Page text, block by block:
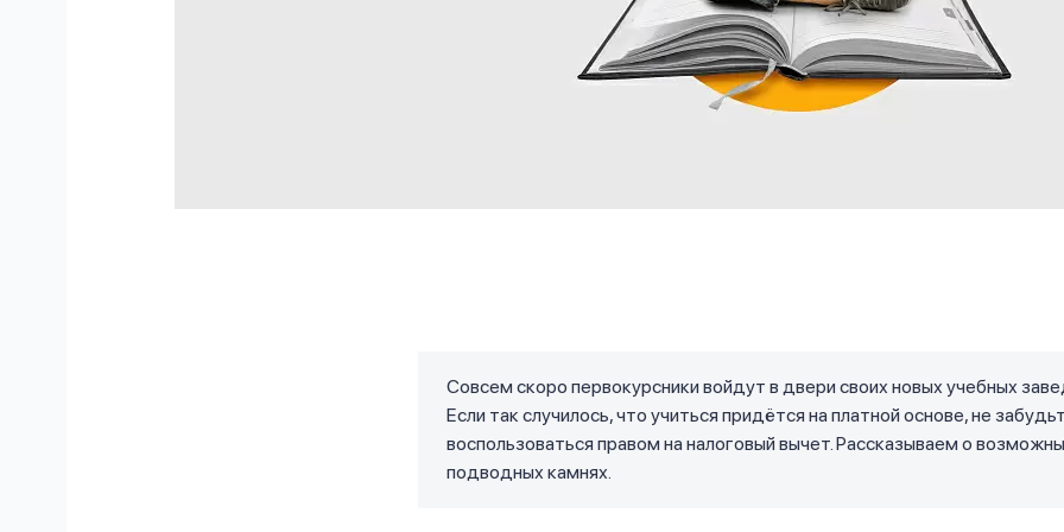
Совсем скоро первокурсники войдут в двери своих новых учебных
Если так случилось, что учиться придётся на платной основе, не
воспользоваться правом на налоговый вычет. Рассказываем о
подводных камнях.